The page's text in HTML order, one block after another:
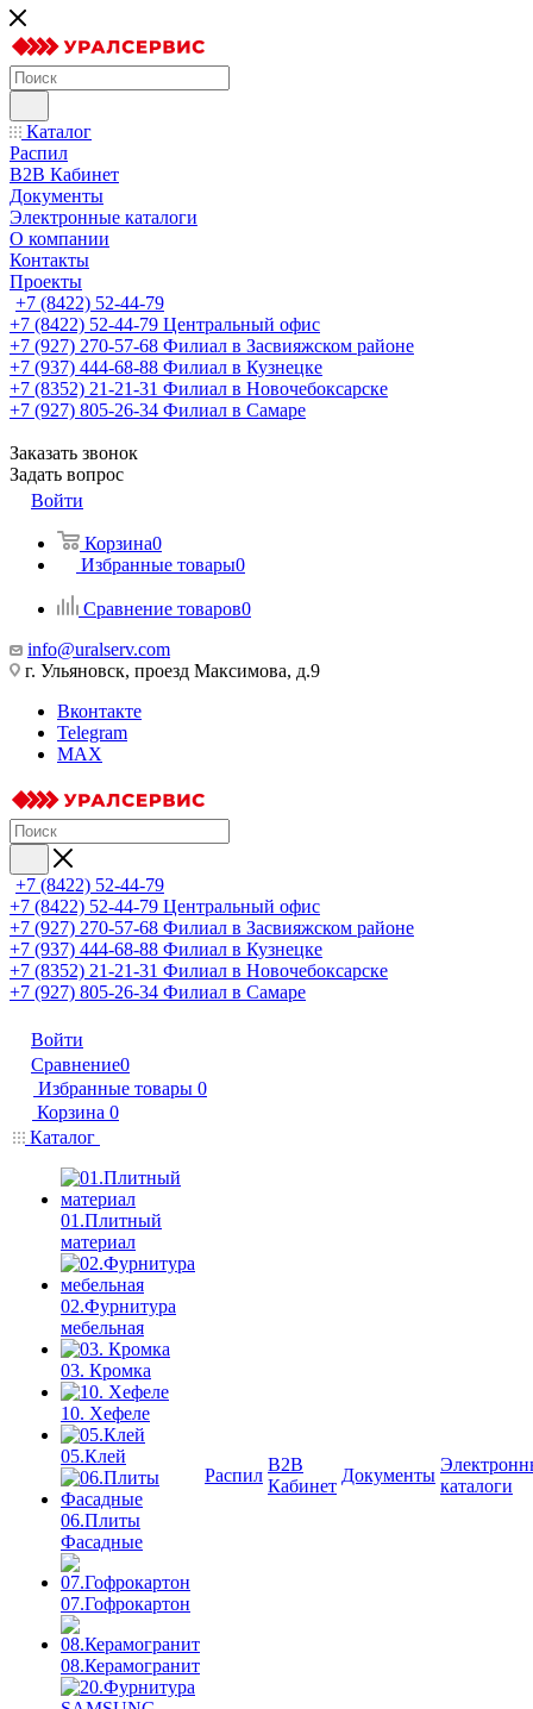
Каталог
Распил
B2B Кабинет
Документы
Электронные каталоги
О компании
Контакты
Проекты
+7 (8422) 52-44-79
+7 (8422) 52-44-79 Центральный офис
+7 (927) 270-57-68 Филиал в Засвияжском районе
+7 (937) 444-68-88 Филиал в Кузнецке
+7 (8352) 21-21-31 Филиал в Новочебоксарске
+7 (927) 805-26-34 Филиал в Самаре
Заказать звонок
Задать вопрос
Войти
Корзина0
Избранные товары0
Сравнение товаров0
info@uralserv.com
г. Ульяновск, проезд Максимова, д.9
Вконтакте
Telegram
MAX
+7 (8422) 52-44-79
+7 (8422) 52-44-79 Центральный офис
+7 (927) 270-57-68 Филиал в Засвияжском районе
+7 (937) 444-68-88 Филиал в Кузнецке
+7 (8352) 21-21-31 Филиал в Новочебоксарске
+7 (927) 805-26-34 Филиал в Самаре
Войти
Сравнение0
Избранные товары 0
Корзина 0
Каталог
01.Плитный
материал
02.Фурнитура
мебельная
03. Кромка
10. Хефеле
05.Клей
06.Плиты
Фасадные
07.Гофрокартон
08.Керамогранит
Распил
B2B
Кабинет
Документы
каталоги